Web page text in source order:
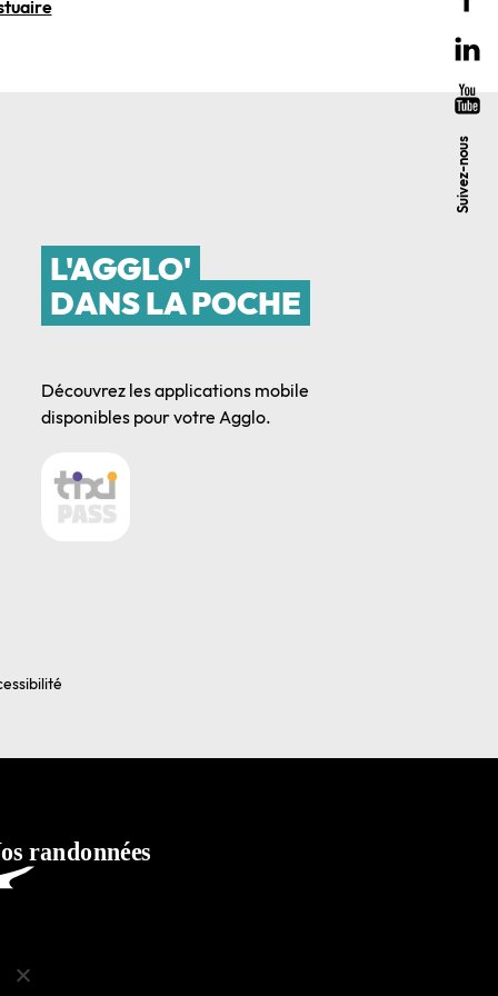
Suivez-nous
L'AGGLO'
DANS LA POCHE
Découvrez les applications mobile
disponibles pour votre Agglo.